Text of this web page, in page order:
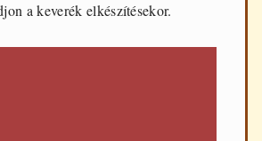
a keverék elkészítésekor.